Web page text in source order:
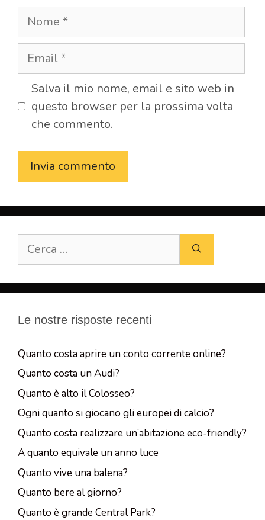
Nome
Email
Salva il mio nome, email e sito web in
questo browser per la prossima volta
che commento.
per:
Le nostre risposte recenti
Quanto costa aprire un conto corrente online?
Quanto costa un Audi?
Quanto è alto il Colosseo?
Ogni quanto si giocano gli europei di calcio?
Quanto costa realizzare un’abitazione eco-friendly?
A quanto equivale un anno luce
Quanto vive una balena?
Quanto bere al giorno?
Quanto è grande Central Park?